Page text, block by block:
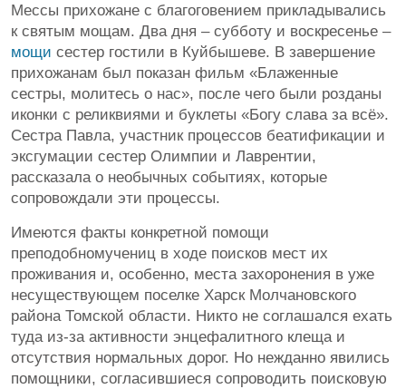
Мессы прихожане с благоговением прикладывались
к святым мощам. Два дня – субботу и воскресенье –
мощи сестер гостили в Куйбышеве. В завершение
прихожанам был показан фильм «Блаженные
сестры, молитесь о нас», после чего были розданы
иконки с реликвиями и буклеты «Богу слава за всё».
Сестра Павла, участник процессов беатификации и
эксгумации сестер Олимпии и Лаврентии,
рассказала о необычных событиях, которые
сопровождали эти процессы.
Имеются факты конкретной помощи
преподобномучениц в ходе поисков мест их
проживания и, особенно, места захоронения в уже
несуществующем поселке Харск Молчановского
района Томской области. Никто не соглашался ехать
туда из-за активности энцефалитного клеща и
отсутствия нормальных дорог. Но нежданно явились
помощники, согласившиеся сопроводить поисковую